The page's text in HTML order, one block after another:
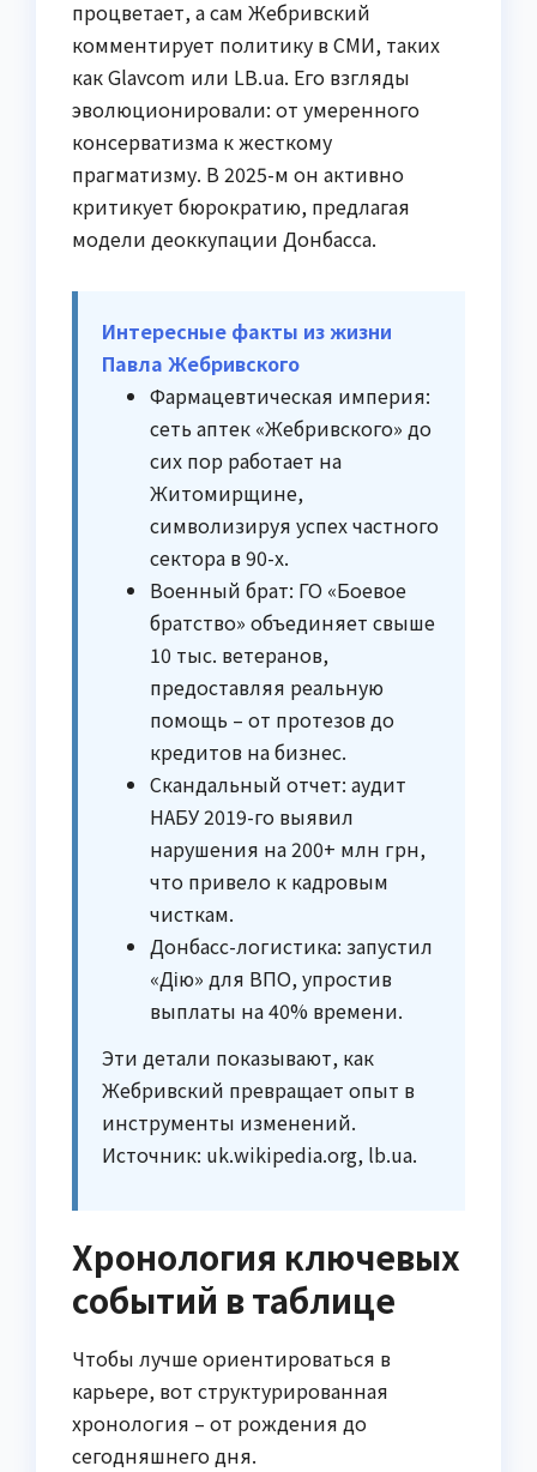
процветает, а сам Жебривский
комментирует политику в СМИ, таких
как Glavcom или LB.ua. Его взгляды
эволюционировали: от умеренного
консерватизма к жесткому
прагматизму. В 2025-м он активно
критикует бюрократию, предлагая
модели деоккупации Донбасса.
Интересные факты из жизни
Павла Жебривского
Фармацевтическая империя:
сеть аптек «Жебривского» до
сих пор работает на
Житомирщине,
символизируя успех частного
сектора в 90-х.
Военный брат: ГО «Боевое
братство» объединяет свыше
10 тыс. ветеранов,
предоставляя реальную
помощь – от протезов до
кредитов на бизнес.
Скандальный отчет: аудит
НАБУ 2019-го выявил
нарушения на 200+ млн грн,
что привело к кадровым
чисткам.
Донбасс-логистика: запустил
«Дію» для ВПО, упростив
выплаты на 40% времени.
Эти детали показывают, как
Жебривский превращает опыт в
инструменты изменений.
Источник: uk.wikipedia.org, lb.ua.
Хронология ключевых
событий в таблице
Чтобы лучше ориентироваться в
карьере, вот структурированная
хронология – от рождения до
сегодняшнего дня.